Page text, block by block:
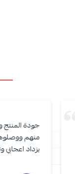
جودة
منهم
يزداد اعجابي